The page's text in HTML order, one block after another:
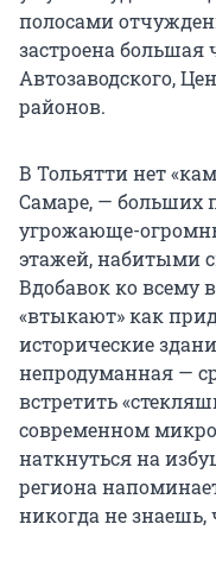
полосами
застроена
Автозаводского,
районов.
В Тольятти нет
Самаре, — больших
угрожающе-
этажей, набитыми
Вдобавок ко всему
«втыкают» как
исторические
непродуманная —
встретить
современном
наткнуться на
региона
никогда не